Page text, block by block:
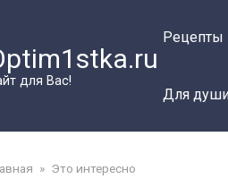
для Вас!
Рецепты
Для
» Это интересно